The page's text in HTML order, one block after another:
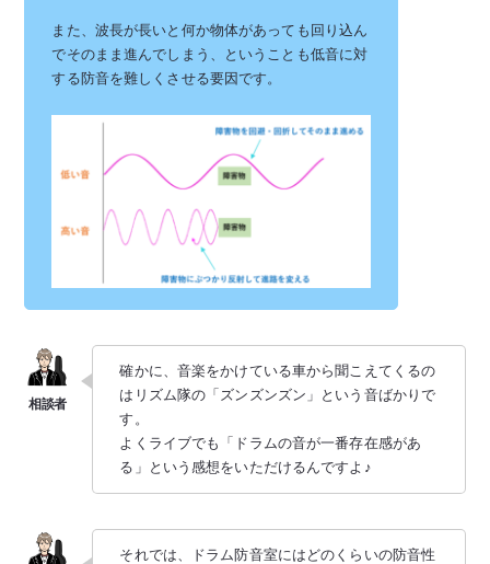
また、波長が長いと何か物体があっても回り込ん
でそのまま進んでしまう、ということも低音に対
する防音を難しくさせる要因です。
確かに、音楽をかけている車から聞こえてくるの
はリズム隊の「ズンズンズン」という音ばかりで
す。
よくライブでも「ドラムの音が一番存在感があ
る」という感想をいただけるんですよ♪
それでは、ドラム防音室にはどのくらいの防音性